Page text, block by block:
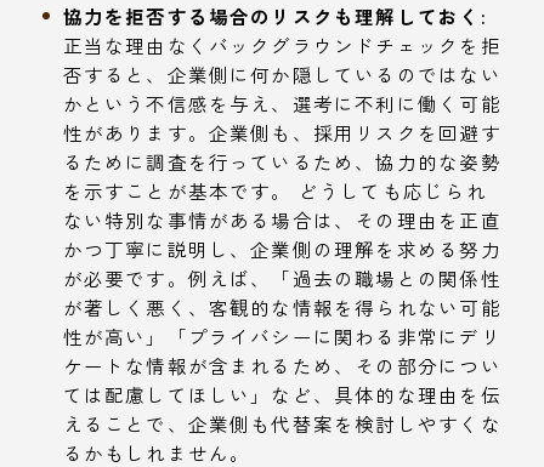
協力を拒否する場合のリスクも理解しておく:
正当な理由なくバックグラウンドチェックを拒
否すると、企業側に何か隠しているのではない
かという不信感を与え、選考に不利に働く可能
性があります。企業側も、採用リスクを回避す
るために調査を行っているため、協力的な姿勢
を示すことが基本です。 どうしても応じられ
ない特別な事情がある場合は、その理由を正直
かつ丁寧に説明し、企業側の理解を求める努力
が必要です。例えば、「過去の職場との関係性
が著しく悪く、客観的な情報を得られない可能
性が高い」「プライバシーに関わる非常にデリ
ケートな情報が含まれるため、その部分につい
ては配慮してほしい」など、具体的な理由を伝
えることで、企業側も代替案を検討しやすくな
るかもしれません。